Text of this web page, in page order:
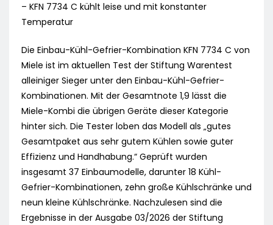
– KFN 7734 C kühlt leise und mit konstanter
Temperatur
Die Einbau-Kühl-Gefrier-Kombination KFN 7734 C von
Miele ist im aktuellen Test der Stiftung Warentest
alleiniger Sieger unter den Einbau-Kühl-Gefrier-
Kombinationen. Mit der Gesamtnote 1,9 lässt die
Miele-Kombi die übrigen Geräte dieser Kategorie
hinter sich. Die Tester loben das Modell als „gutes
Gesamtpaket aus sehr gutem Kühlen sowie guter
Effizienz und Handhabung.“ Geprüft wurden
insgesamt 37 Einbaumodelle, darunter 18 Kühl-
Gefrier-Kombinationen, zehn große Kühlschränke und
neun kleine Kühlschränke. Nachzulesen sind die
Ergebnisse in der Ausgabe 03/2026 der Stiftung